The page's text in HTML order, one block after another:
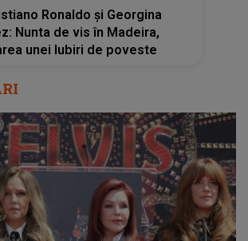
Ronaldo și Georgina
Nunta de vis în Madeira,
unei Iubiri de poveste